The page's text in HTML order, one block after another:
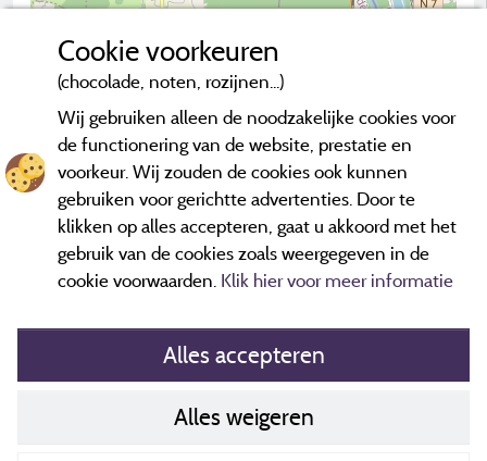
2 km © OpenStreetMap contributors
Neem contact op met de camping
Cookie voorkeuren
(chocolade, noten, rozijnen...)
Wij gebruiken alleen de noodzakelijke cookies voor
de functionering van de website, prestatie en
voorkeur. Wij zouden de cookies ook kunnen
gebruiken voor gerichtte advertenties. Door te
klikken op alles accepteren, gaat u akkoord met het
gebruik van de cookies zoals weergegeven in de
cookie voorwaarden. Klik hier voor meer informatie
Alles accepteren
Alles weigeren